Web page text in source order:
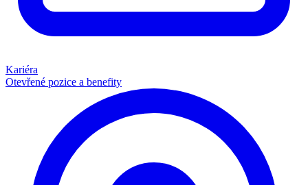
Kariéra
Otevřené pozice a benefity